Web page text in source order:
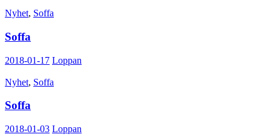
Nyhet, Soffa
Soffa
2018-01-17 Loppan
Nyhet, Soffa
Soffa
2018-01-03 Loppan